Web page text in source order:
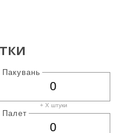
Пакувань
+ X штуки
Палет